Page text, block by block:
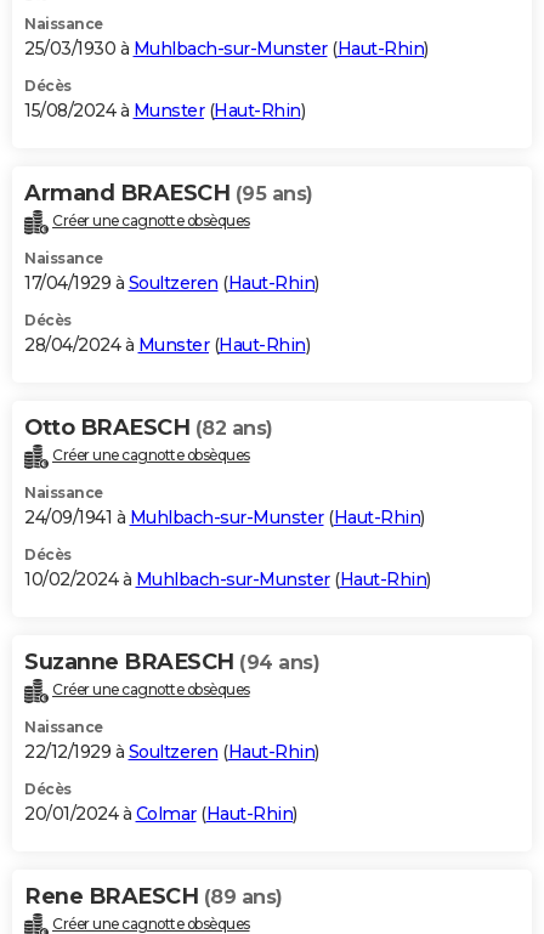
Naissance
25/03/1930 à Muhlbach-sur-Munster(Haut-Rhin)
Décès
15/08/2024 à Munster(Haut-Rhin)
Armand BRAESCH (95 ans)
Créer une cagnotte obsèques
Naissance
17/04/1929 à Soultzeren (Haut-Rhin)
Décès
28/04/2024 à Munster(Haut-Rhin)
Otto BRAESCH (82 ans)
Créer une cagnotte obsèques
Naissance
24/09/1941 à Muhlbach-sur-Munster(Haut-Rhin)
Décès
10/02/2024 à Muhlbach-sur-Munster(Haut-Rhin)
Suzanne BRAESCH (94 ans)
Créer une cagnotte obsèques
Naissance
22/12/1929 à Soultzeren (Haut-Rhin)
Décès
20/01/2024 à Colmar(Haut-Rhin)
Rene BRAESCH (89 ans)
Créer une cagnotte obsèques